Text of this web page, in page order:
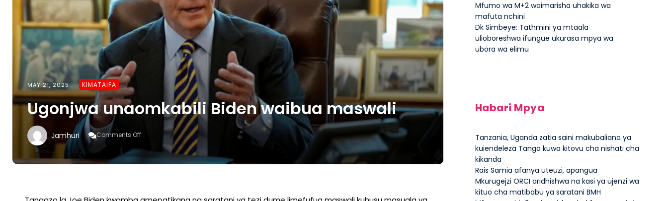
MAY 21, 2025 KIMATAIFA
Ugonjwa unaomkabili Biden waibua maswali
Jamhuri Comments Off
Unaomkabili
Biden
Mfumo wa M+2 waimarisha uhakika wa
mafuta nchini
Dk Simbeye: Tathmini ya mtaala
ulioboreshwa ifungue ukurasa mpya wa
ubora wa elimu
Habari Mpya
Tanzania, Uganda zatia saini makubaliano ya
kuiendeleza Tanga kuwa kitovu cha nishati cha
kikanda
Rais Samia afanya uteuzi, apangua
Mkurugejzi ORCI aridhishwa na kasi ya ujenzi wa
kituo cha matibabu ya saratani BMH